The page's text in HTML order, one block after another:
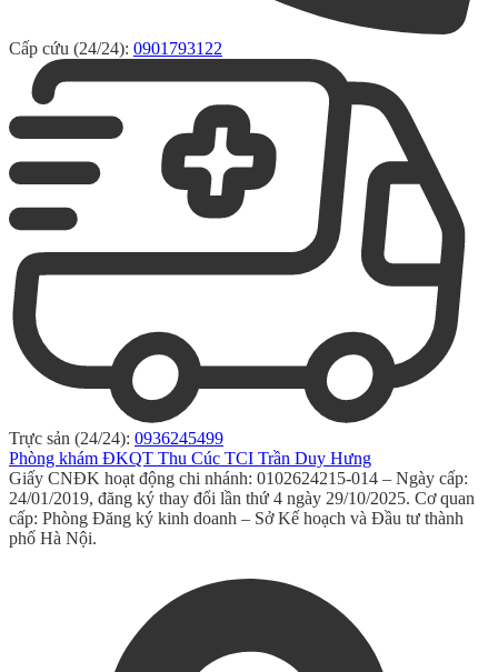
Cấp cứu (24/24): 0901793122
Trực sản (24/24): 0936245499
Phòng khám ĐKQT Thu Cúc TCI Trần Duy Hưng
Giấy CNĐK hoạt động chi nhánh: 0102624215-014 – Ngày cấp:
24/01/2019, đăng ký thay đổi lần thứ 4 ngày 29/10/2025. Cơ quan
cấp: Phòng Đăng ký kinh doanh – Sở Kế hoạch và Đầu tư thành
phố Hà Nội.